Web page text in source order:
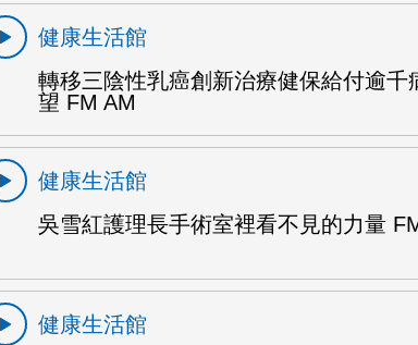
健康生活館
轉移三陰性乳癌創新治療健保給付逾千
望 FM AM
健康生活館
吳雪紅護理長手術室裡看不見的力量
健康生活館